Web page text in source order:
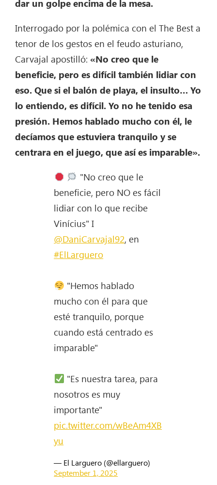
dar un golpe encima de la mesa.
Interrogado por la polémica con el The Best a
tenor de los gestos en el feudo asturiano,
Carvajal apostilló:«No creo que le
beneficie, pero es difícil también lidiar con
eso. Que si el balón de playa, el insulto… Yo
lo entiendo, es difícil. Yo no he tenido esa
presión. Hemos hablado mucho con él, le
decíamos que estuviera tranquilo y se
centrara en el juego, que así es imparable».
"No creo que le
beneficie, pero NO es fácil
lidiar con lo que recibe
Vinícius" I
@DaniCarvajal92, en
#ElLarguero
"Hemos hablado
mucho con él para que
esté tranquilo, porque
cuando está centrado es
imparable"
"Es nuestra tarea, para
nosotros es muy
importante"
pic.twitter.com/wBeAm4XB
yu
— El Larguero (@ellarguero)
September 1, 2025